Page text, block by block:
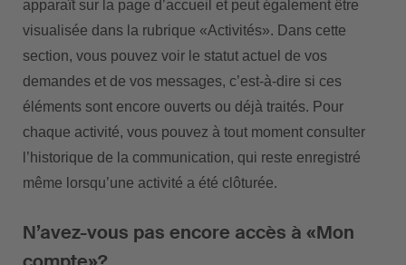
apparaît sur la page d’accueil et peut également être
visualisée dans la rubrique «Activités». Dans cette
section, vous pouvez voir le statut actuel de vos
demandes et de vos messages, c’est-à-dire si ces
éléments sont encore ouverts ou déjà traités. Pour
chaque activité, vous pouvez à tout moment consulter
l’historique de la communication, qui reste enregistré
même lorsqu’une activité a été clôturée.
N’avez-vous pas encore accès à «Mon